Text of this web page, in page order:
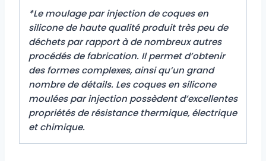
*Le moulage par injection de coques en
silicone de haute qualité produit très peu de
déchets par rapport à de nombreux autres
procédés de fabrication. Il permet d’obtenir
des formes complexes, ainsi qu’un grand
nombre de détails. Les coques en silicone
moulées par injection possèdent d’excellentes
propriétés de résistance thermique, électrique
et chimique.